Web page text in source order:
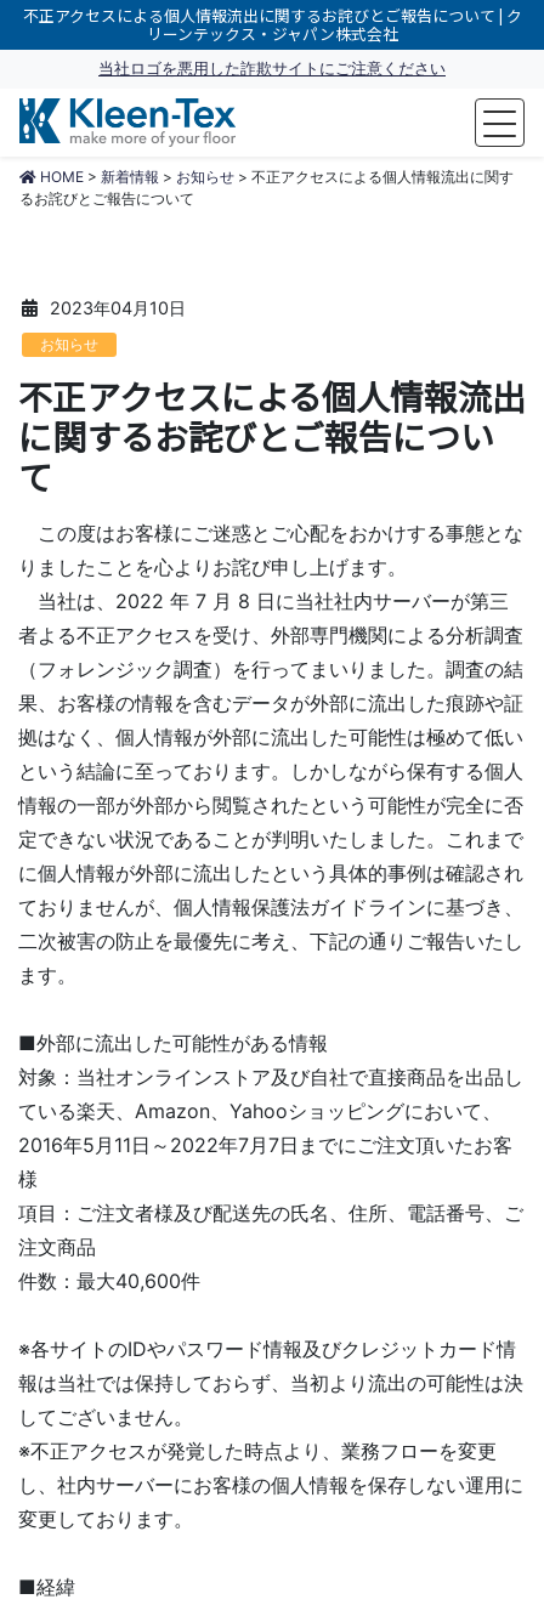
不正アクセスによる個人情報流出に関するお詫びとご報告について | ク
リーンテックス・ジャパン株式会社
当社ロゴを悪用した詐欺サイトにご注意ください
make more of your floor
HOME > 新着情報 > お知らせ > 不正アクセスによる個人情報流出に関す
るお詫びとご報告について
2023年04月10日
お知らせ
不正アクセスによる個人情報流出
に関するお詫びとご報告につい
て
この度はお客様にご迷惑とご心配をおかけする事態とな
りましたことを心よりお詫び申し上げます。
当社は、2022 年 7 月 8 日に当社社内サーバーが第三
者よる不正アクセスを受け、外部専門機関による分析調査
（フォレンジック調査）を行ってまいりました。調査の結
果、お客様の情報を含むデータが外部に流出した痕跡や証
拠はなく、個人情報が外部に流出した可能性は極めて低い
という結論に至っております。しかしながら保有する個人
情報の一部が外部から閲覧されたという可能性が完全に否
定できない状況であることが判明いたしました。これまで
に個人情報が外部に流出したという具体的事例は確認され
ておりませんが、個人情報保護法ガイドラインに基づき、
二次被害の防止を最優先に考え、下記の通りご報告いたし
ます。
■外部に流出した可能性がある情報
対象：当社オンラインストア及び自社で直接商品を出品し
ている楽天、Amazon、Yahooショッピングにおいて、
2016年5月11日～2022年7月7日までにご注文頂いたお客
様
項目：ご注文者様及び配送先の氏名、住所、電話番号、ご
注文商品
件数：最大40,600件
※各サイトのIDやパスワード情報及びクレジットカード情
報は当社では保持しておらず、当初より流出の可能性は決
してございません。
※不正アクセスが発覚した時点より、業務フローを変更
し、社内サーバーにお客様の個人情報を保存しない運用に
変更しております。
■経緯